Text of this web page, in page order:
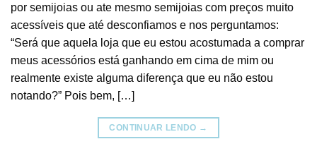
por semijoias ou ate mesmo semijoias com preços muito
acessíveis que até desconfiamos e nos perguntamos:
“Será que aquela loja que eu estou acostumada a comprar
meus acessórios está ganhando em cima de mim ou
realmente existe alguma diferença que eu não estou
notando?” Pois bem, […]
CONTINUAR LENDO →